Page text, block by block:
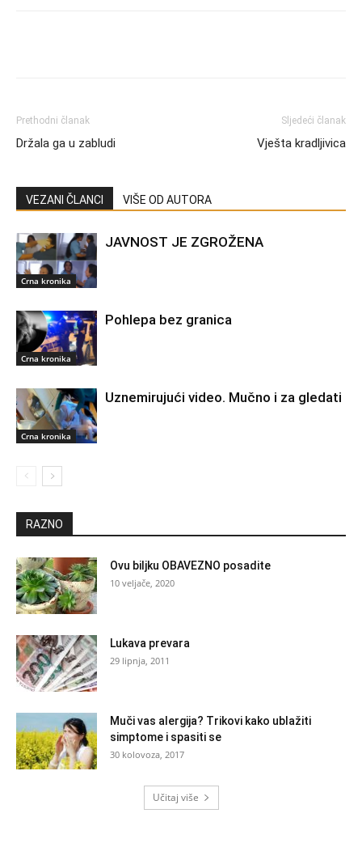
Prethodni članak
Držala ga u zabludi
Sljedeći članak
Vješta kradljivica
VEZANI ČLANCI VIŠE OD AUTORA
Crna kronika
JAVNOST JE ZGROŽENA
Crna kronika
Pohlepa bez granica
Crna kronika
Uznemirujući video. Mučno i za gledati
RAZNO
Ovu biljku OBAVEZNO posadite
10 veljače, 2020
Lukava prevara
29 lipnja, 2011
Muči vas alergija? Trikovi kako ublažiti
simptome i spasiti se
30 kolovoza, 2017
Učitaj više